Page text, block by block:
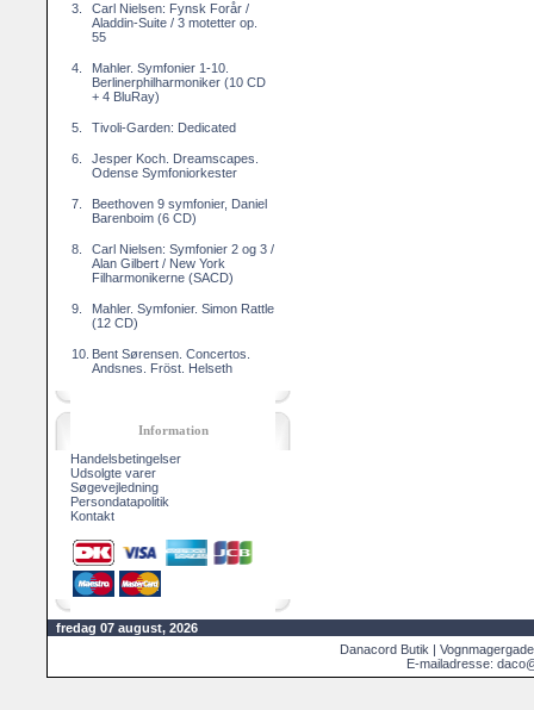
3.
Carl Nielsen: Fynsk Forår /
Aladdin-Suite / 3 motetter op.
55
4.
Mahler. Symfonier 1-10.
Berlinerphilharmoniker (10 CD
+ 4 BluRay)
5. Tivoli-Garden: Dedicated
6.
Jesper Koch. Dreamscapes.
Odense Symfoniorkester
7.
Beethoven 9 symfonier, Daniel
Barenboim (6 CD)
8.
Carl Nielsen: Symfonier 2 og 3 /
Alan Gilbert / New York
Filharmonikerne (SACD)
9.
Mahler. Symfonier. Simon Rattle
(12 CD)
10. Bent Sørensen. Concertos.
Andsnes. Fröst. Helseth
Information
Handelsbetingelser
Udsolgte varer
Søgevejledning
Persondatapolitik
Kontakt
fredag 07 august, 2026
Danacord Butik |
E-mailadresse: